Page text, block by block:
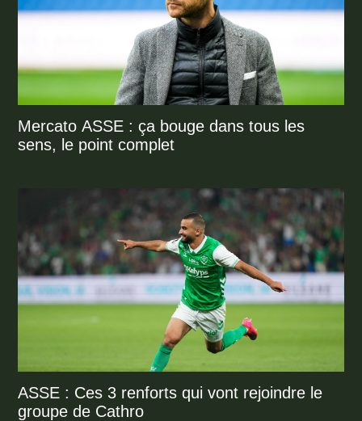
Mercato ASSE : ça bouge dans tous les
sens, le point complet
ASSE : Ces 3 renforts qui vont rejoindre le
groupe de Cathro